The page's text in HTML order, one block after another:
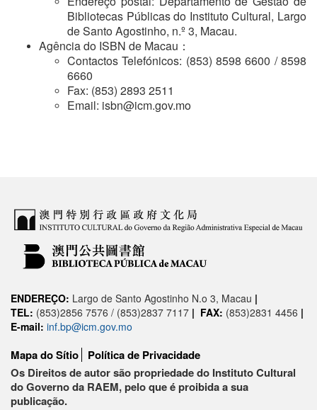
Bibliotecas Públicas do Instituto Cultural, Largo
de Santo Agostinho, n.º 3, Macau.
Agência do ISBN de Macau：
Contactos Telefónicos: (853) 8598 6600 / 8598
6660
Fax: (853) 2893 2511
Email: isbn@icm.gov.mo
ENDEREÇO: Largo de Santo Agostinho N.o 3, Macau |
TEL: (853)2856 7576 / (853)2837 7117 | FAX: (853)2831 4456 |
E-mail: inf.bp@icm.gov.mo
Mapa do Sítio
Política de Privacidade
Os Direitos de autor são propriedade do Instituto Cultural
do Governo da RAEM, pelo que é proibida a sua
publicação.